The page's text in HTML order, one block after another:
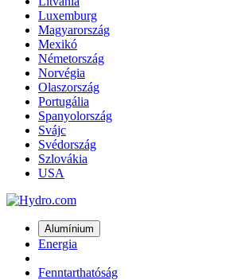
Luxemburg
Magyarország
Mexikó
Németország
Norvégia
Olaszország
Portugália
Spanyolország
Svájc
Svédország
Szlovákia
USA
Alumínium
Energia
Fenntarthatóság